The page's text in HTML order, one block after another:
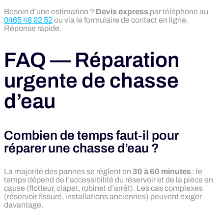
Besoin d’une estimation ? Devis express par téléphone au
0465 48 92 52ou via le formulaire de contact en ligne.
Réponse rapide.
FAQ — Réparation
urgente de chasse
d’eau
Combien de temps faut‑il pour
réparer une chasse d’eau ?
La majorité des pannes se règlent en 30 à 60 minutes: le
temps dépend de l’accessibilité du réservoir et de la pièce en
cause (flotteur, clapet, robinet d’arrêt). Les cas complexes
(réservoir fissuré, installations anciennes) peuvent exiger
davantage.